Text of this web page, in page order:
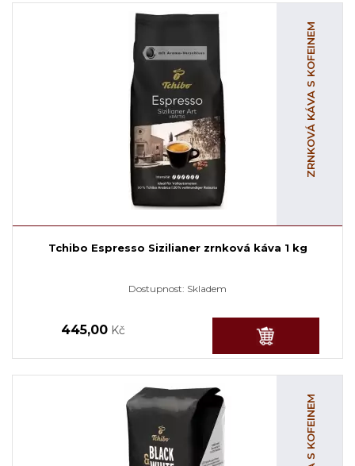
ZRNKOVÁ KÁVA S KOFEINEM
Tchibo Espresso Sizilianer zrnková káva 1 kg
Dostupnost: Skladem
445,00 Kč